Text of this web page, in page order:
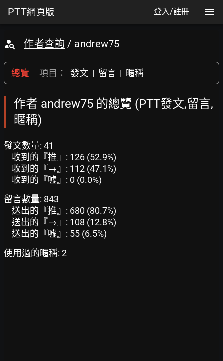
PTT網頁版 登入/註冊
作者查詢 / andrew75
總覽 項目： 發文 | 留言 | 暱稱
作者 andrew75 的總覽 (PTT發文,留言,
暱稱)
發文數量: 41
收到的『推』: 126 (52.9%)
收到的『→』: 112 (47.1%)
收到的『噓』: 0 (0.0%)
留言數量: 843
送出的『推』: 680 (80.7%)
送出的『→』: 108 (12.8%)
送出的『噓』: 55 (6.5%)
使用過的暱稱: 2